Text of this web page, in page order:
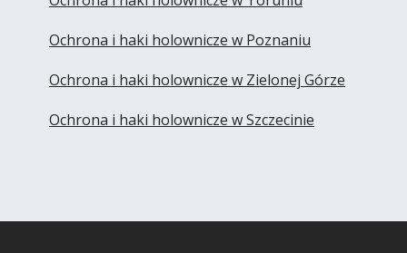
Ochrona i haki holownicze w Poznaniu
Ochrona i haki holownicze w Zielonej Górze
Ochrona i haki holownicze w Szczecinie